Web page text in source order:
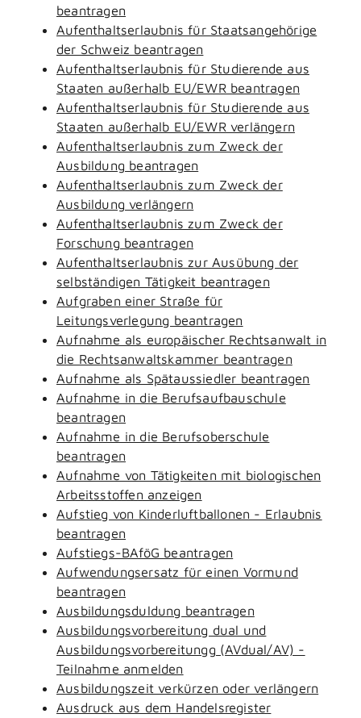
beantragen
Aufenthaltserlaubnis für Staatsangehörige
der Schweiz beantragen
Aufenthaltserlaubnis für Studierende aus
Staaten außerhalb EU/EWR beantragen
Aufenthaltserlaubnis für Studierende aus
Staaten außerhalb EU/EWR verlängern
Aufenthaltserlaubnis zum Zweck der
Ausbildung beantragen
Aufenthaltserlaubnis zum Zweck der
Ausbildung verlängern
Aufenthaltserlaubnis zum Zweck der
Forschung beantragen
Aufenthaltserlaubnis zur Ausübung der
selbständigen Tätigkeit beantragen
Aufgraben einer Straße für
Leitungsverlegung beantragen
Aufnahme als europäischer Rechtsanwalt in
die Rechtsanwaltskammer beantragen
Aufnahme als Spätaussiedler beantragen
Aufnahme in die Berufsaufbauschule
beantragen
Aufnahme in die Berufsoberschule
beantragen
Aufnahme von Tätigkeiten mit biologischen
Arbeitsstoffen anzeigen
Aufstieg von Kinderluftballonen - Erlaubnis
beantragen
Aufstiegs-BAföG beantragen
Aufwendungsersatz für einen Vormund
beantragen
Ausbildungsduldung beantragen
Ausbildungsvorbereitung dual und
Ausbildungsvorbereitungg (AVdual/AV) -
Teilnahme anmelden
Ausbildungszeit verkürzen oder verlängern
Ausdruck aus dem Handelsregister